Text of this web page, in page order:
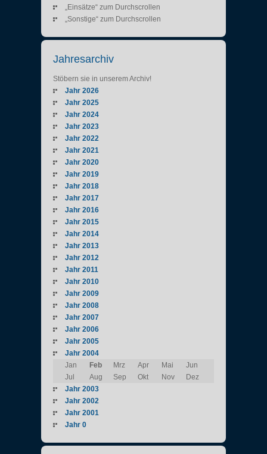
„Einsätze“ zum Durchscrollen
„Sonstige“ zum Durchscrollen
Jahresarchiv
Stöbern sie in unserem Archiv!
Jahr 2026
Jahr 2025
Jahr 2024
Jahr 2023
Jahr 2022
Jahr 2021
Jahr 2020
Jahr 2019
Jahr 2018
Jahr 2017
Jahr 2016
Jahr 2015
Jahr 2014
Jahr 2013
Jahr 2012
Jahr 2011
Jahr 2010
Jahr 2009
Jahr 2008
Jahr 2007
Jahr 2006
Jahr 2005
Jahr 2004
Jan
Feb Mrz Apr Mai
Jun
Jul
Aug Sep Okt Nov
Dez
Jahr 2003
Jahr 2002
Jahr 2001
Jahr 0